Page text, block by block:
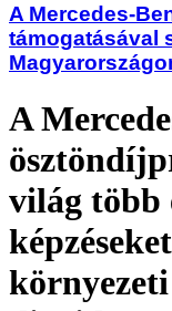
A Mercedes-
támogatásával
A
világ